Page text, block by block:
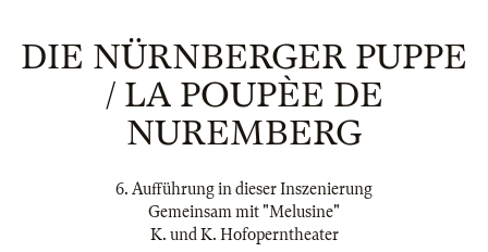
DIE NÜRNBERGER PUPPE
/ LA POUPÈE DE
NUREMBERG
6. Aufführung in dieser Inszenierung
Gemeinsam mit "Melusine"
K. und K. Hofoperntheater